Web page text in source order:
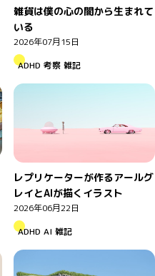
雑貨は僕の心の闇から生まれて
いる
2026年07月15日
ADHD 考察 雑記
レプリケーターが作るアールグ
レイとAIが描くイラスト
2026年06月22日
ADHD AI 雑記